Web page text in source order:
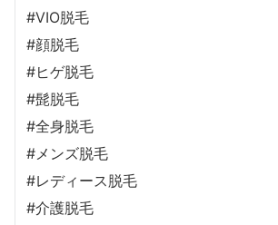
#VIO脱毛
#顔脱毛
#ヒゲ脱毛
#髭脱毛
#全身脱毛
#メンズ脱毛
#レディース脱毛
#介護脱毛